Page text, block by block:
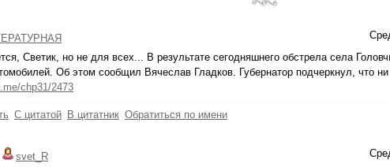
Светик, но не для всех... В результате сегодняшнего обстрела села
Об этом сообщил Вячеслав Гладков. Губернатор подчеркнул, что ни
chp31/2473
С цитатой В цитатник Обратиться по имени
svet_R